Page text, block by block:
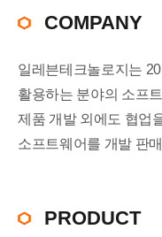
COMPANY
일레븐테크놀로지는
활용하는 분야의 소프
제품 개발 외에도 협업
소프트웨어를 개발 판
PRODUCT